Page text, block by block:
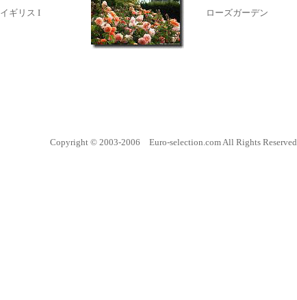
イギリス I ローズガーデン
Copyright © 2003-2006 Euro-selection.com All Rights Reserved